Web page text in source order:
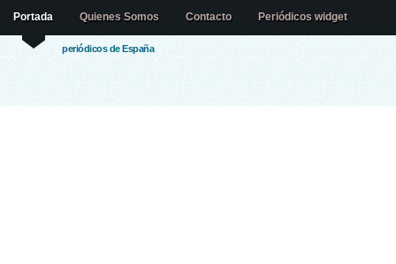
periódicos de España
Portada Quienes Somos Contacto Periódicos widget